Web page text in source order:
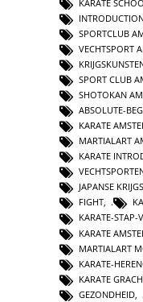
KARATE
SPORTCLUB
VECHTSPORT
SPORT CLUB
SHOTOKAN
ABSOLUTE-
KARATE
MARTIALART
KARATE
JAPANSE
FIGHT,
KARATE-STAP-
KARATE
MARTIALART
KARATE-
KARATE
GEZONDHEID